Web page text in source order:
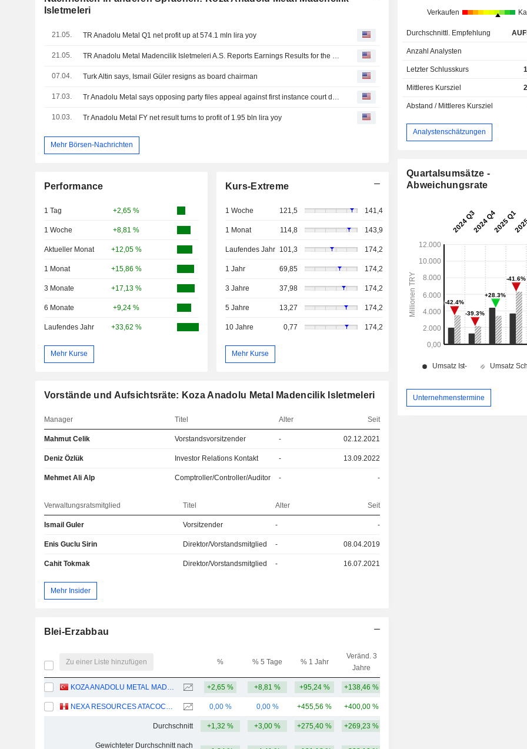
Isletmeleri
21.05. TR Anadolu Metal Q1 net profit up at 574.1 mln lira yoy
21.05.
07.04. Turk Altin says, Ismail Güler resigns as board chairman
17.03.
10.03. Tr Anadolu Metal FY net result turns to profit of 1.95 bln lira yoy
Mehr Börsen-Nachrichten
Performance
1 Tag +2,65 %
1 Woche +8,81 %
Aktueller Monat +12,05 %
1 Monat +15,86 %
3 Monate +17,13 %
6 Monate +9,24 %
Laufendes Jahr +33,62 %
Mehr Kurse
Kurs-Extreme
1 Woche 121,5 141,4
1 Monat 114,8 143,9
Laufendes Jahr 101,3 174,2
1 Jahr 69,85 174,2
3 Jahre 37,98 174,2
5 Jahre 13,27 174,2
10 Jahre 0,77 174,2
Mehr Kurse
Vorstände und Aufsichtsräte: Koza Anadolu Metal Madencilik Isletmeleri
Manager Titel Alter Seit
Mahmut Celik Vorstandsvorsitzender - 02.12.2021
Deniz Özlük Investor Relations Kontakt - 13.09.2022
Mehmet Ali Alp Comptroller/Controller/Auditor - -
Verwaltungsratsmitglied Titel Alter Seit
Ismail Guler Vorsitzender - -
Enis Guclu Sirin Direktor/Vorstandsmitglied - 08.04.2019
Cahit Tokmak Direktor/Vorstandsmitglied - 16.07.2021
Mehr Insider
Blei-Erzabbau
Zu einer Liste hinzufügen % % 5 Tage % 1 Jahr
Veränd. 3
Jahre
KOZA ANADOLU METAL MADENCILIK ISLETMELERI +2,65 % +8,81 % +95,24 % +138,46 %
NEXA RESOURCES ATACOCHA S.A.A. 0,00 % 0,00 % +455,56 % +400,00 %
Durchschnitt +1,32 % +3,00 % +275,40 % +269,23 %
Gewichteter Durchschnitt nach
Verkaufen
Durchschnittl. Empfehlung
Anzahl Analysten
Letzter Schlusskurs
Mittleres Kursziel
Abstand / Mittleres Kursziel
Analystenschätzungen
Quartalsumsätze -
Abweichungsrate
Unternehmenstermine